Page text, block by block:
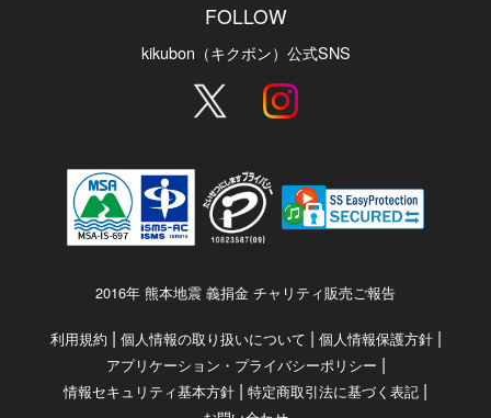
FOLLOW
kikubon（キクボン）公式SNS
2016年 熊本地震 義捐金 チャリティ販売ご報告
利用規約 | 個人情報の取り扱いについて | 個人情報保護方針|
アプリケーション・プライバシーポリシー |
情報セキュリティ基本方針 | 特定商取引法に基づく表記 |